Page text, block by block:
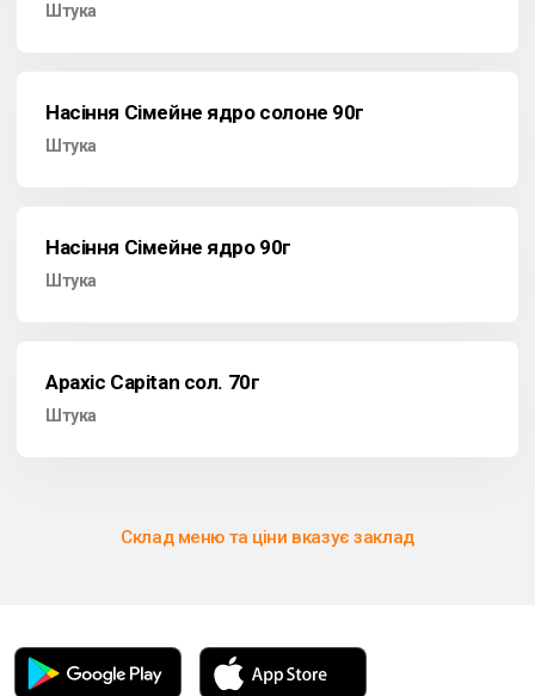
Штука
Насіння Сімейне ядро солоне 90г
Штука
Насіння Сімейне ядро 90г
Штука
Арахіс Capitan сол. 70г
Штука
Склад меню та ціни вказує заклад